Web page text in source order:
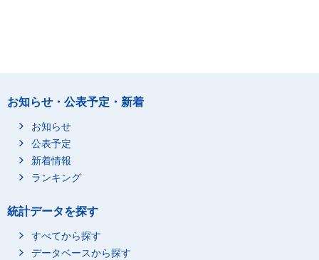
お知らせ・公表予定・新着
お知らせ
公表予定
新着情報
ランキング
統計データを探す
すべてから探す
データベースから探す